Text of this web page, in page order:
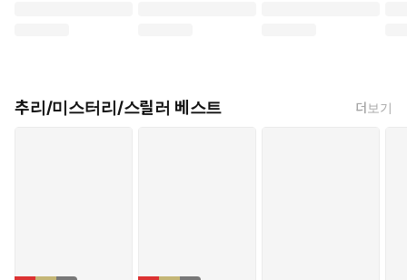
추리/미스터리/스릴러 베스트 더보기